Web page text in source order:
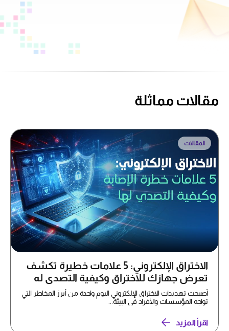
مقالات مماثلة
المقالات
الاختراق الإلكتروني: 5 علامات خطيرة تكشف
تعرض جهازك للاختراق وكيفية التصدي له
أصبحت تهديدات الاختراق الإلكتروني اليوم واحدة من أبرز المخاطر التي
تواجه المؤسسات والأفراد في البيئة...
اقرأ المزيد